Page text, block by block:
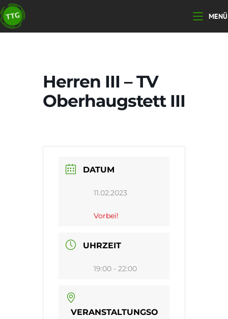
Zum
Inhalt
springen
MENÜ
Herren III – TV
Oberhaugstett III
DATUM
11.02.2023
Vorbei!
UHRZEIT
19:00 - 22:00
VERANSTALTUNGSO